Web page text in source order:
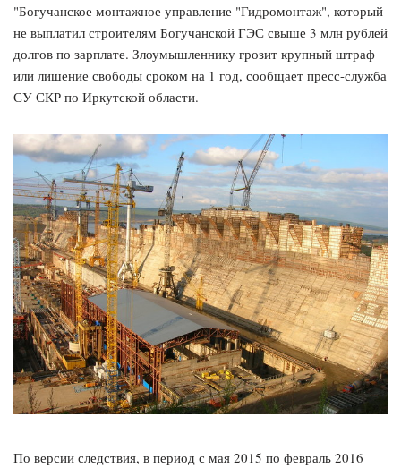
"Богучанское монтажное управление "Гидромонтаж", который
не выплатил строителям Богучанской ГЭС свыше 3 млн рублей
долгов по зарплате. Злоумышленнику грозит крупный штраф
или лишение свободы сроком на 1 год, сообщает пресс-служба
СУ СКР по Иркутской области.
По версии следствия, в период с мая 2015 по февраль 2016